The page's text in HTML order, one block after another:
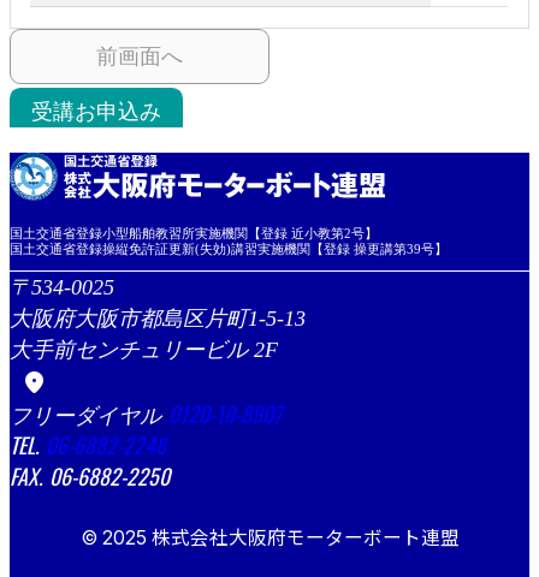
前画面へ
受講お申込み
国土交通省登録小型船舶教習所実施機関【登録 近小教第2号】
国土交通省登録操縦免許証更新(失効)講習実施機関【登録 操更講第39号】
534-0025
大阪府大阪市都島区片町1-5-13
大手前センチュリービル 2F
location_on
0120-10-8907
06-6882-2248
06-6882-2250
© 2025 株式会社大阪府モーターボート連盟